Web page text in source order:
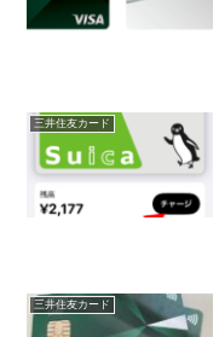
三井住友カード
三井住友カード